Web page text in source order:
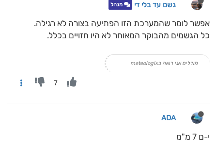
גשם עד בלי די מנהל
אפשר לומר שהמערכת הזו הפתיעה בצורה לא רגילה.
כל הגשמים מהבוקר המאוחר לא היו חזויים בכלל.
מודלים אני רואה בmeteologix
7
ADA
י-ם 7 מ"מ